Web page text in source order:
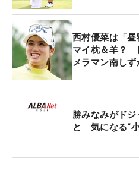
大会側から“ウォーターシ
たようだ。
ここで戸惑ったのは、山
と西郷はシャンパンの開け
を救ったのは勝。「ここ
けて…」。古江がウイニン
一開け方を知っていた勝
西村優菜は「
マイ枕＆羊？
メラマン南しず
勝みなみがド
と 気になる“